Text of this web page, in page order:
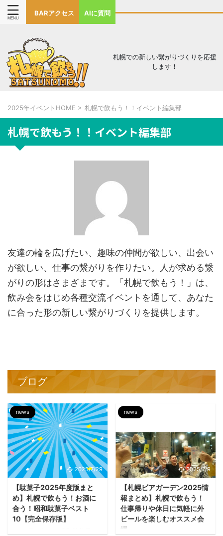
BARアクセス AIに質問
札幌での新しい繋がりづくりを応援
します！
2025年イベントHOME > 札幌で飲もう！！イベント編集部
札幌で飲もう！！イベント編集部
友達の輪を広げたい、趣味の仲間が欲しい、出会い
が欲しい、仕事の繋がりを作りたい。人が求める繋
がりの形はさまざまです。「札幌で飲もう！」は、
飲み会をはじめ各種交流イベントを通して、あなた
に合った形の新しい繋がりづくりを提供します。
ブログ
news
2025/7/29
【駄菓子2025年度版まと
め】札幌で飲もう！お酒に
合う！昭和駄菓子ベスト
10【完全保存版】
news
2025/7/9
【札幌ビアガーデン2025情
報まとめ】札幌で飲もう！
仕事帰りや休日に気軽に外
ビールを楽しむオススメ会
場